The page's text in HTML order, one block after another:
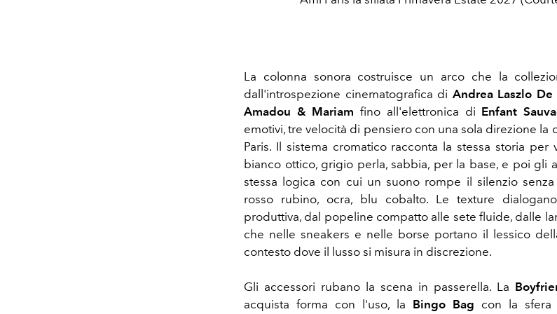
La colonna sonora costruisce un arco che la
dall'introspezione cinematografica di Andrea Laszlo De
Amadou & Mariam fino all'elettronica di Enfant
emotivi, tre velocità di pensiero con una sola direzione la
Paris. Il sistema cromatico racconta la stessa storia
bianco ottico, grigio perla, sabbia, per la base, e poi gli
stessa logica con cui un suono rompe il silenzio
rosso rubino, ocra, blu cobalto. Le texture
produttiva, dal popeline compatto alle sete fluide, dalle
che nelle sneakers e nelle borse portano il lessico
contesto dove il lusso si misura in discrezione.
Gli accessori rubano la scena in passerella. La
acquista forma con l'uso, la Bingo Bag con la sfera